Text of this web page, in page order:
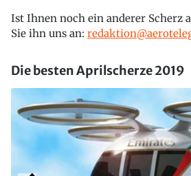
Ist Ihnen noch ein anderer Scherz
Sie ihn uns an:
Die besten Aprilscherze 2019